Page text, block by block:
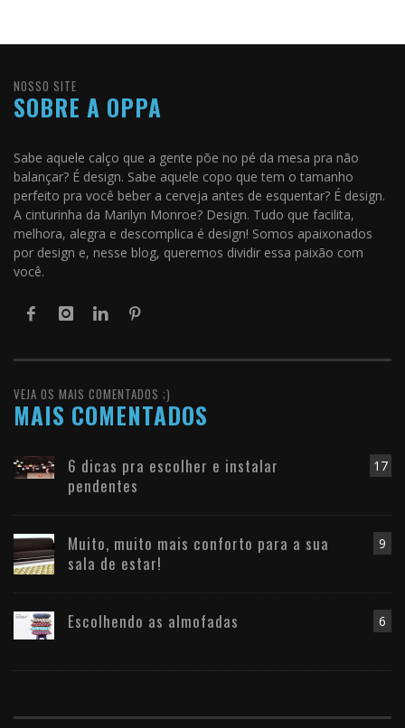
NOSSO SITE
SOBRE A OPPA
Sabe aquele calço que a gente põe no pé da mesa pra não
balançar? É design. Sabe aquele copo que tem o tamanho
perfeito pra você beber a cerveja antes de esquentar? É design.
A cinturinha da Marilyn Monroe? Design. Tudo que facilita,
melhora, alegra e descomplica é design! Somos apaixonados
por design e, nesse blog, queremos dividir essa paixão com
você.
VEJA OS MAIS COMENTADOS ;)
MAIS COMENTADOS
17
6 dicas pra escolher e instalar
pendentes
9
Muito, muito mais conforto para a sua
sala de estar!
6
Escolhendo as almofadas